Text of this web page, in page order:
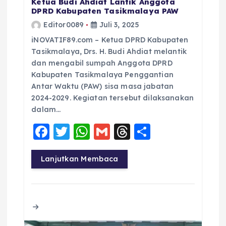
DPRD Kabupaten Tasikmalaya PAW
Editor0089
Juli 3, 2025
iNOVATIF89.com – Ketua DPRD Kabupaten
Tasikmalaya, Drs. H. Budi Ahdiat melantik
dan mengabil sumpah Anggota DPRD
Kabupaten Tasikmalaya Penggantian
Antar Waktu (PAW) sisa masa jabatan
2024-2029. Kegiatan tersebut dilaksanakan
dalam…
F
a
c
e
T
w
it
te
W
h
a
ts
G
m
ai
l
T
a re
Lanjutkan Membaca